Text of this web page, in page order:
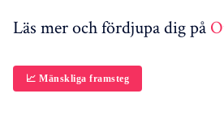
Läs mer och fördjupa dig på
📈 Mänskliga framsteg